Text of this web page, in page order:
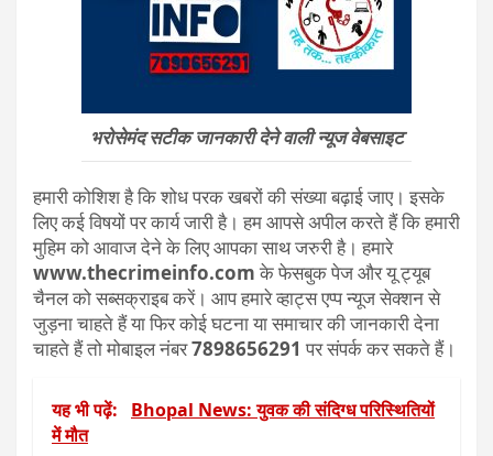
भरोसेमंद सटीक जानकारी देने वाली न्यूज वेबसाइट
हमारी कोशिश है कि शोध परक खबरों की संख्या बढ़ाई जाए। इसके
लिए कई विषयों पर कार्य जारी है। हम आपसे अपील करते हैं कि हमारी
मुहिम को आवाज देने के लिए आपका साथ जरुरी है। हमारे
www.thecrimeinfo.comके फेसबुक पेज और यू ट्यूब
चैनल को सब्सक्राइब करें। आप हमारे व्हाट्स एप्प न्यूज सेक्शन से
जुड़ना चाहते हैं या फिर कोई घटना या समाचार की जानकारी देना
चाहते हैं तो मोबाइल नंबर7898656291 पर संपर्क कर सकते हैं।
यह भी पढ़ें:
Bhopal News: युवक की संदिग्ध परिस्थितियों
में मौत